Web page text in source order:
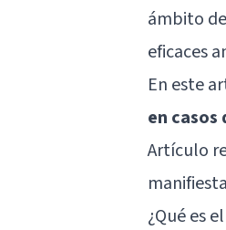
ámbito
eficaces
En este
en casos
Artículo
¿Qué es